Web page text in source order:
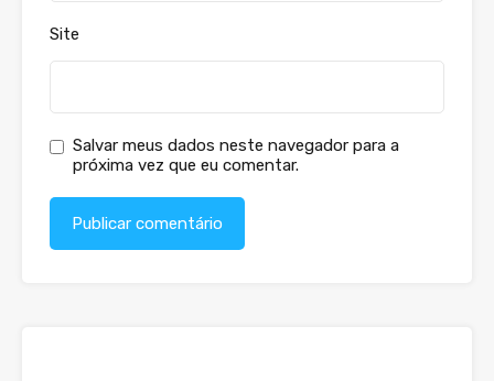
Site
Salvar meus dados neste navegador para a
próxima vez que eu comentar.